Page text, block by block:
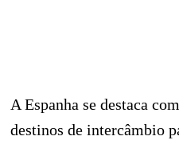
A Espanha se destaca
destinos de intercâmbio